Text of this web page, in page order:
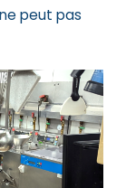
peut pas